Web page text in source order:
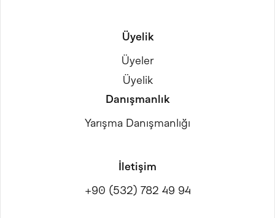
Üyelik
Üyeler
Üyelik
Danışmanlık
Yarışma Danışmanlığı
İletişim
+90 (532) 782 49 94